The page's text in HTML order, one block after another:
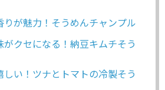
りが魅力！そうめんチャンプル
がクセになる！納豆キムチそう
しい！ツナとトマトの冷製そう